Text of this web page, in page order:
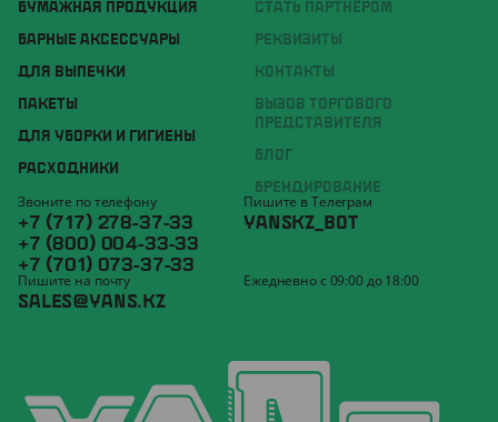
БУМАЖНАЯ ПРОДУКЦИЯ
БАРНЫЕ АКСЕССУАРЫ
ДЛЯ ВЫПЕЧКИ
ПАКЕТЫ
ДЛЯ УБОРКИ И ГИГИЕНЫ
РАСХОДНИКИ
СТАТЬ ПАРТНЁРОМ
РЕКВИЗИТЫ
КОНТАКТЫ
ВЫЗОВ ТОРГОВОГО
ПРЕДСТАВИТЕЛЯ
БЛОГ
БРЕНДИРОВАНИЕ
Звоните по телефону
+7 (717) 278-37-33
+7 (800) 004-33-33
+7 (701) 073-37-33
Пишите в Телеграм
YANSKZ_BOT
Пишите на почту
SALES@YANS.KZ
Ежедневно с 09:00 до 18:00